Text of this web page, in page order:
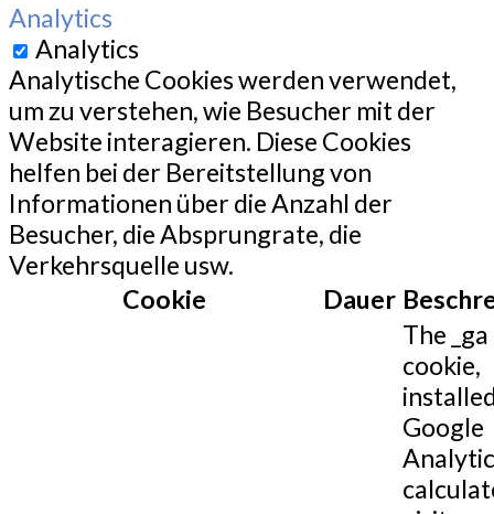
Analytics
Analytics
Analytische Cookies werden verwendet,
um zu verstehen, wie Besucher mit der
Website interagieren. Diese Cookies
helfen bei der Bereitstellung von
Informationen über die Anzahl der
Besucher, die Absprungrate, die
Verkehrsquelle usw.
Cookie
Dauer
The _ga
cookie,
Google